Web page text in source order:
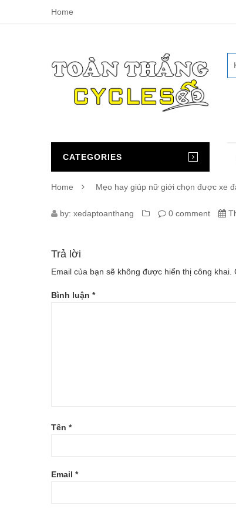
Home
CATEGORIES
Home Mẹo hay giúp nữ giới chọn được xe
3173_XE-
TOAN-
CHON-
XE-
by: xedaptoanthang 0 comment
Trả lời
Email của bạn sẽ không được hiển thị công khai.
Bình luận *
Tên *
Email *